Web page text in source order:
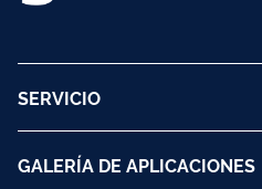
SERVICIO
GALERÍA DE APLICACIONES